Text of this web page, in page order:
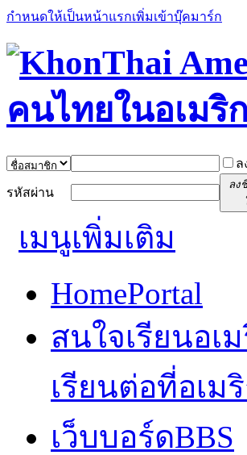
กำหนดให้เป็นหน้าแรกเพิ่มเข้าบุ๊คมาร์ก
ล
รหัสผ่าน
ลง
เมนูเพิ่มเติม
HomePortal
สนใจเรียนอเ
เรียนต่อที่อเม
เว็บบอร์ดBBS